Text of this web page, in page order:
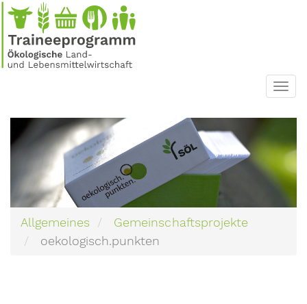
Direkt
zum
Inhalt
Allgemeines
Gemeinschaftsprojekte
oekologisch.punkten